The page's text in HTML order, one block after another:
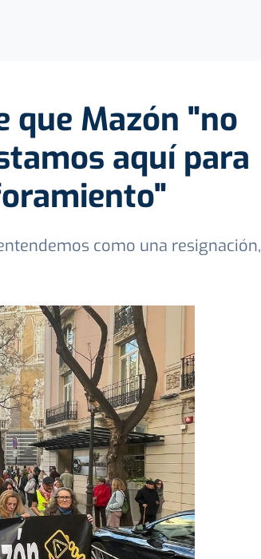
que Mazón "no
aquí para
como una resignación,